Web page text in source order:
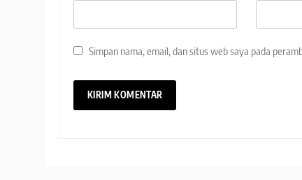
Simpan nama, email, dan situs web saya pada